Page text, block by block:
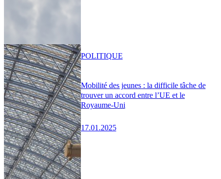
Mobilité des jeunes : la difficile tâche de
trouver un accord entre l’UE et le
Royaume-Uni
17.01.2025
POLITIQUE